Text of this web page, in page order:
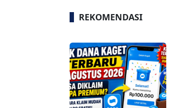
REKOMENDASI